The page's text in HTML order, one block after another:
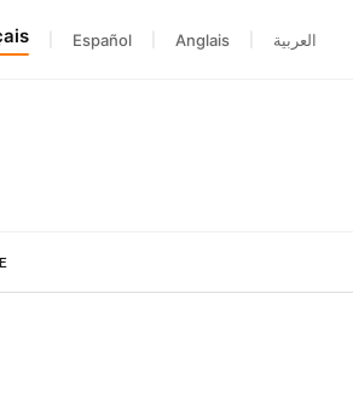
Español Anglais العربية